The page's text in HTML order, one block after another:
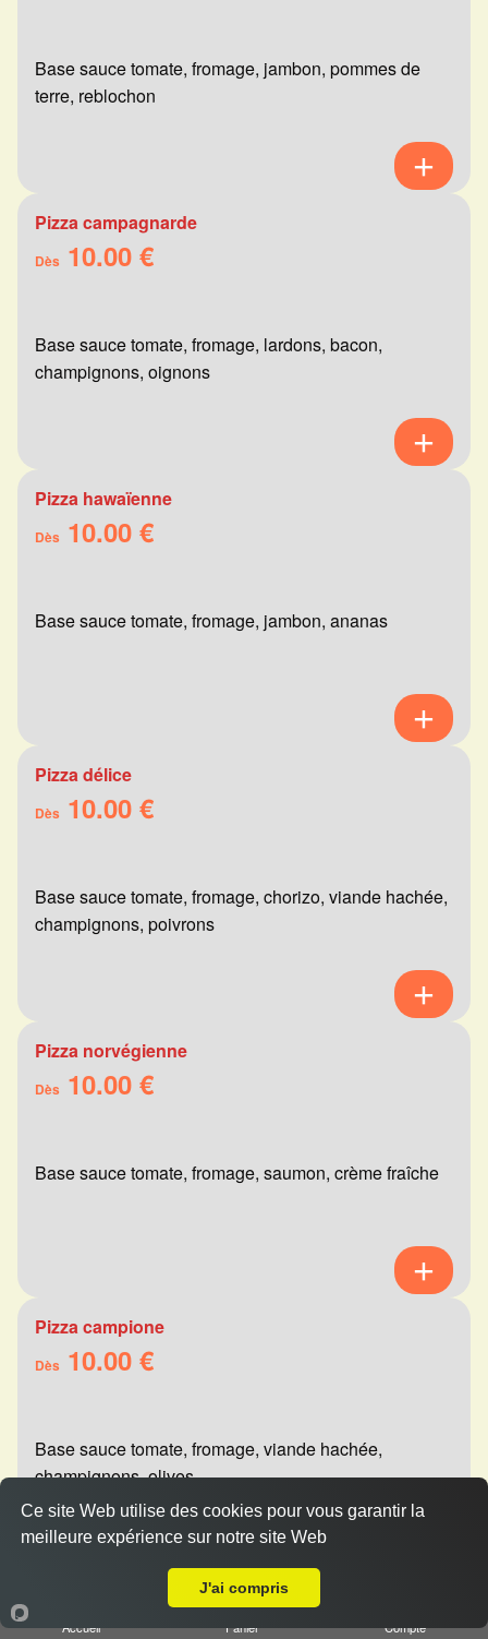
Base sauce tomate, fromage, jambon, pommes de
terre, reblochon
Pizza campagnarde
Dès 10.00 €
Base sauce tomate, fromage, lardons, bacon,
champignons, oignons
Pizza hawaïenne
Dès 10.00 €
Base sauce tomate, fromage, jambon, ananas
Pizza délice
Dès 10.00 €
Base sauce tomate, fromage, chorizo, viande hachée,
champignons, poivrons
Pizza norvégienne
Dès 10.00 €
Base sauce tomate, fromage, saumon, crème fraîche
Pizza campione
Dès 10.00 €
Base sauce tomate, fromage, viande hachée,
champignons, olives
Pizza calzone jambon
Accueil Panier Compte
Ce site Web utilise des cookies pour vous garantir la
meilleure expérience sur notre site Web
J'ai compris